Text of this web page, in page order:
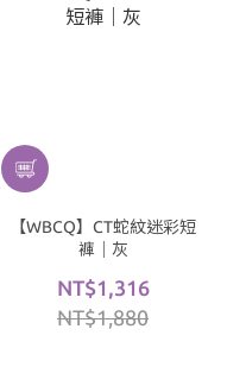
【WBCQ】CT蛇紋迷彩短
褲｜灰
NT$1,316
NT$1,880